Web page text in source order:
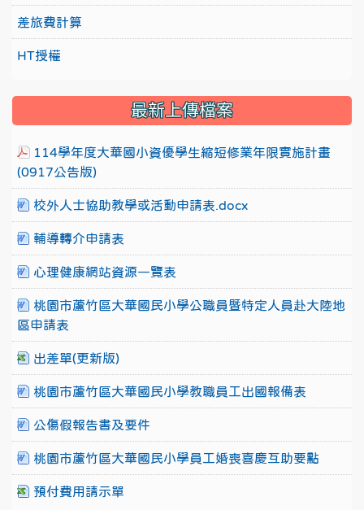
差旅費計算
HT授權
最新上傳檔案
114學年度大華國小資優學生縮短修業年限實施計畫
(0917公告版)
校外人士協助教學或活動申請表.docx
輔導轉介申請表
心理健康網站資源一覽表
桃園市蘆竹區大華國民小學公職員暨特定人員赴大陸地
區申請表
出差單(更新版)
桃園市蘆竹區大華國民小學教職員工出國報備表
公傷假報告書及要件
桃園市蘆竹區大華國民小學員工婚喪喜慶互助要點
預付費用請示單